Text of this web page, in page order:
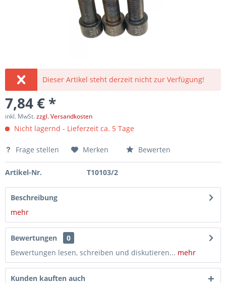
Dieser Artikel steht derzeit nicht zur Verfügung!
7,84 € *
inkl. MwSt.zzgl. Versandkosten
Nicht lagernd - Lieferzeit ca. 5 Tage
Frage stellen Merken Bewerten
Artikel-Nr. T10103/2
Beschreibung
mehr
Bewertungen
0
Bewertungen lesen, schreiben und diskutieren... mehr
Kunden kauften auch